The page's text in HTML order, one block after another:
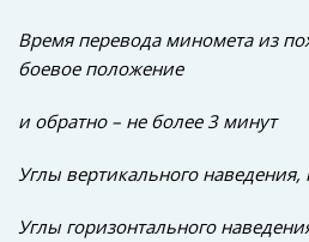
Время перевода миномета из
боевое положение
и обратно – не более 3 минут
Углы вертикального наведения,
Углы горизонтального